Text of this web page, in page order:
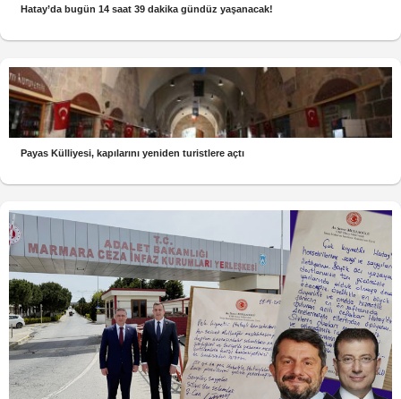
Hatay’da bugün 14 saat 39 dakika gündüz yaşanacak!
Payas Külliyesi, kapılarını yeniden turistlere açtı